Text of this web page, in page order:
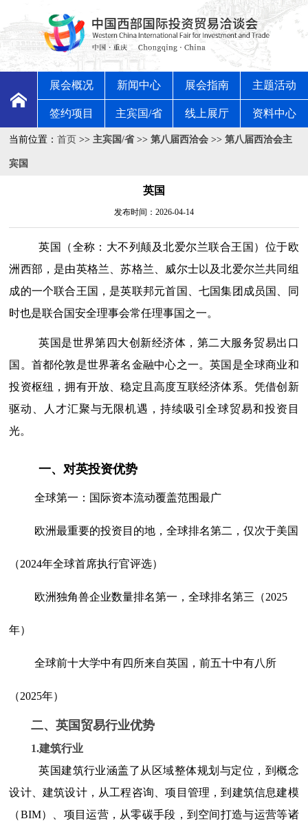
展会概况 新闻中心 展会指南 主题活动
签约项目 主宾国/省 线上展厅 资料中心
当前位置：首页 >> 主宾国/省 >> 第八届西洽会 >> 第八届西洽会主
宾国
英国
发布时间：2026-04-14
英国（全称：大不列颠及北爱尔兰联合王国）位于欧
洲西部，是由英格兰、苏格兰、威尔士以及北爱尔兰共同组
成的一个联合王国，是英联邦元首国、七国集团成员国、同
时也是联合国安全理事会常任理事国之一。
英国是世界第四大创新经济体，第二大服务贸易出口
国。首都伦敦是世界著名金融中心之一。英国是全球商业和
投资枢纽，拥有开放、稳定且高度互联经济体系。凭借创新
驱动、人才汇聚与无限机遇，持续吸引全球贸易和投资目
光。
一、对英投资优势
全球第一：国际资本流动覆盖范围最广
欧洲最重要的投资目的地，全球排名第二，仅次于美国
（2024年全球首席执行官评选）
欧洲独角兽企业数量排名第一，全球排名第三（2025
年）
全球前十大学中有四所来自英国，前五十中有八所
（2025年）
二、英国贸易行业优势
1.建筑行业
英国建筑行业涵盖了从区域整体规划与定位，到概念
设计、建筑设计，从工程咨询、项目管理，到建筑信息建模
（BIM）、项目运营，从零碳手段，到空间打造与运营等诸